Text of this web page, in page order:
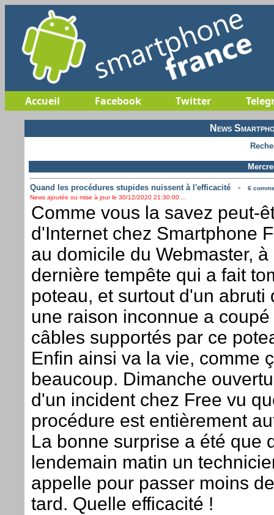
Accueil Facebook Twitter
News
Quand les procédures stupides nuissent à l'efficacité-
6
News ajoutée ou mise à jour le 30/12/2020 21:30:00 ...
Comme vous la savez peut-
d'Internet chez Smartphone
au domicile du Webmaster,
dernière tempête qui a fait
poteau, et surtout d'un abruti
une raison inconnue a
câbles supportés par ce
Enfin ainsi va la vie, comme
beaucoup. Dimanche
d'un incident chez Free vu
procédure est entièrement
La bonne surprise a été que
lendemain matin un
appelle pour passer moins
tard. Quelle efficacité !